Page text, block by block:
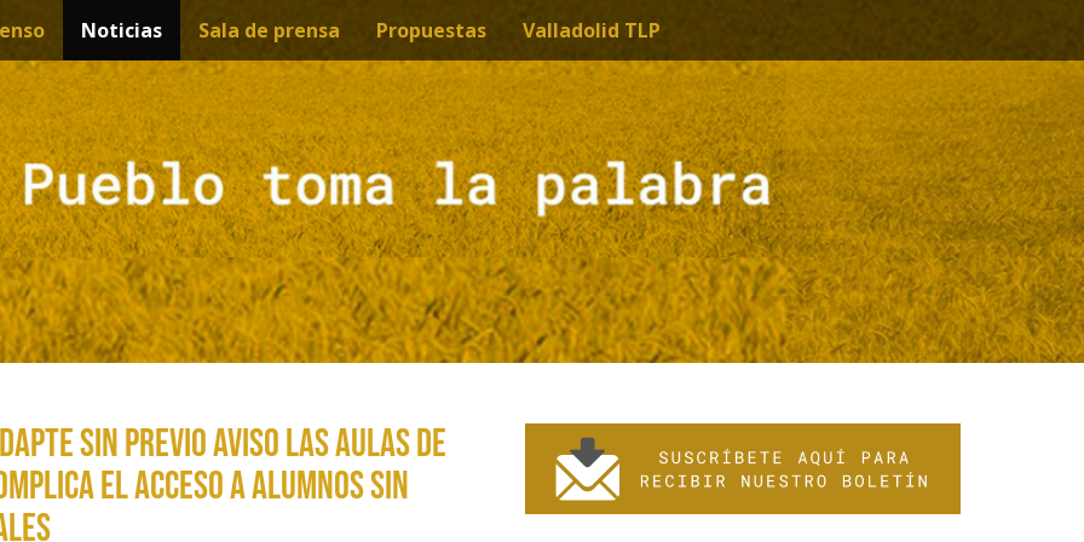
Noticias Sala de prensa Propuestas Valladolid TLP
sin previo aviso las Aulas de
el acceso a alumnos sin